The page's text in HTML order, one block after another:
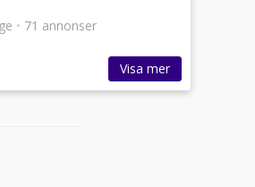
• 71 annonser
Visa mer